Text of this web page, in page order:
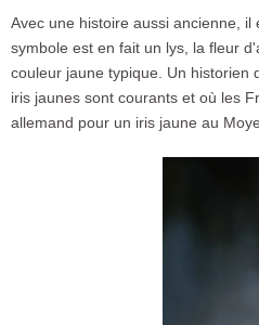
Avec une histoire aussi ancienne,
symbole est en fait un lys, la fleur
couleur jaune typique. Un historien
iris jaunes sont courants et où les
allemand pour un iris jaune au